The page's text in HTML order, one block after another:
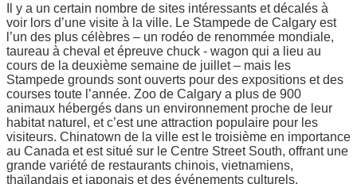
Il y a un certain nombre de sites intéressants et décalés à
voir lors d’une visite à la ville. Le Stampede de Calgary est
l’un des plus célèbres – un rodéo de renommée mondiale,
taureau à cheval et épreuve chuck - wagon qui a lieu au
cours de la deuxième semaine de juillet – mais les
Stampede grounds sont ouverts pour des expositions et des
courses toute l’année. Zoo de Calgary a plus de 900
animaux hébergés dans un environnement proche de leur
habitat naturel, et c’est une attraction populaire pour les
visiteurs. Chinatown de la ville est le troisième en importance
au Canada et est situé sur le Centre Street South, offrant une
grande variété de restaurants chinois, vietnamiens,
thaïlandais et japonais et des événements culturels.